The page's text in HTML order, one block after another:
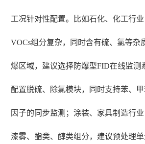
工况针对性配置。比如石化、化工行
VOCs组分复杂，同时含有硫、氯等杂
爆区域，建议选择防爆型FID在线监测
配置脱硫、除氯模块，同时支持苯、
因子的同步监测；涂装、家具制造行
漆雾、酯类、醇类组分，建议预处理